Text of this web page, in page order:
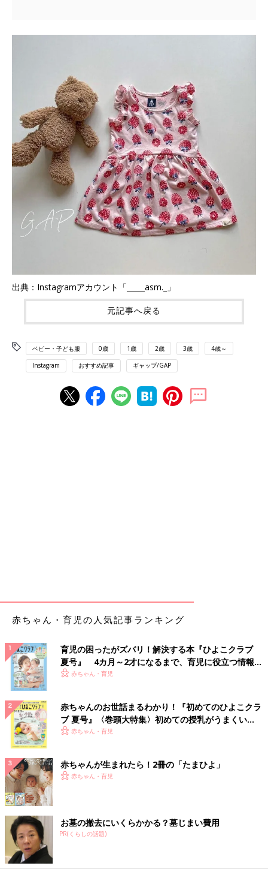
出典：Instagramアカウント「_____asm._」
元記事へ戻る
ベビー・子ども服 0歳 1歳 2歳 3歳 4歳～
Instagram おすすめ記事 ギャップ/GAP
赤ちゃん・育児の人気記事ランキング
育児の困ったがズバリ！解決する本『ひよこクラブ
夏号』 4カ月～2才になるまで、育児に役立つ情報が
いっぱい！
赤ちゃん・育児
赤ちゃんのお世話まるわかり！『初めてのひよこクラ
ブ 夏号』〈巻頭大特集〉初めての授乳がうまくい
く！ おっぱい・ミルクの基本と夏のトラブル 解決テ
赤ちゃん・育児
赤ちゃんが生まれたら！2冊の「たまひよ」
赤ちゃん・育児
お墓の撤去にいくらかかる？墓じまい費用
PR(くらしの話題)